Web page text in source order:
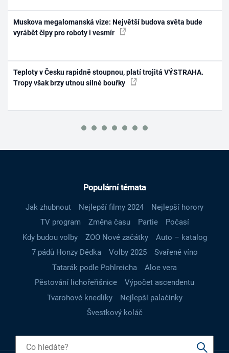
Muskova megalomanská vize: Největší budova světa bude
vyrábět čipy pro roboty i vesmír
Teploty v Česku rapidně stoupnou, platí trojitá VÝSTRAHA.
Tropy však brzy utnou silné bouřky
Populární témata
Jak zhubnout Nejlepší filmy 2024
Nejlepší horory
TV program
Změna času Partie
Počasí
Kdy budou volby
ZOO Nové začátky
Auto – katalog
7 pádů Honzy Dědka
Volby 2025
Svařené víno
Tatarák podle Pohlreicha
Aloe vera
Pěstování lichořeřišnice
Výpočet ascendentu
Tvarohové knedlíky
Nejlepší palačinky
Švestkový koláč